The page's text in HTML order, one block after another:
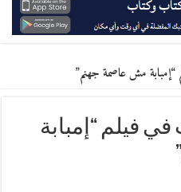
“إمبابة مش عاصمة جهنم”
فيلم “إمبابة